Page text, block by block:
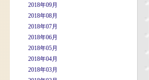
2018年09月
2018年08月
2018年07月
2018年06月
2018年05月
2018年04月
2018年03月